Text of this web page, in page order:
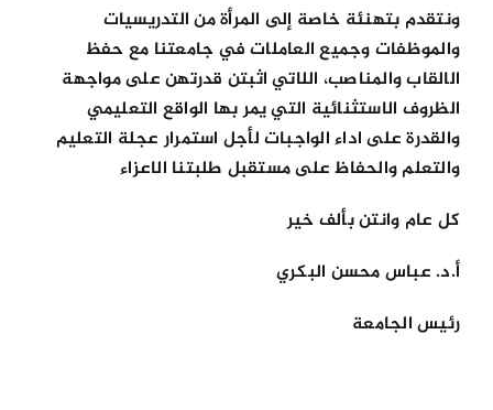
ونتقدم بتهنئة خاصة إلى المرأة من التدريسيات
والموظفات وجميع العاملات في جامعتنا مع حفظ
الالقاب والمناصب، اللاتي اثبتن قدرتهن على مواجهة
الظروف الاستثنائية التي يمر بها الواقع التعليمي
والقدرة على اداء الواجبات لأجل استمرار عجلة التعليم
والتعلم والحفاظ على مستقبل طلبتنا الاعزاء
كل عام وانتن بألف خير
أ.د. عباس محسن البكري
رئيس الجامعة